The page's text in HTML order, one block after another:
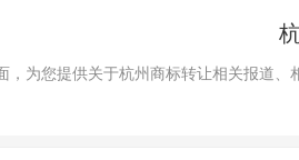
，为您提供关于杭州商标转让相关报道